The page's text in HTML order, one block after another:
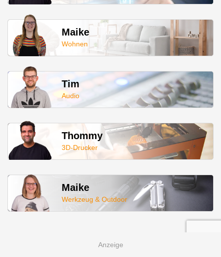
Maike
Wohnen
Tim
Audio
Thommy
3D-Drucker
Maike
Werkzeug & Outdoor